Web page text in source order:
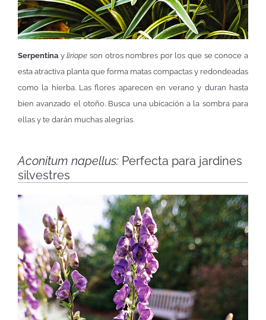
Serpentina yliriope son otros nombres por los que se conoce a
esta atractiva planta que forma matas compactas y redondeadas
como la hierba. Las flores aparecen en verano y duran hasta
bien avanzado el otoño. Busca una ubicación a la sombra para
ellas y te darán muchas alegrías.
Aconitum napellus: Perfecta para jardines
silvestres